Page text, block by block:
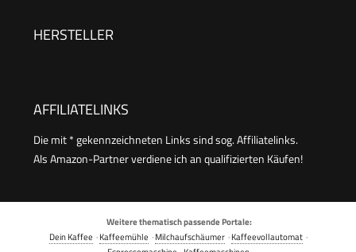
Hergestellt in Portugal
HERSTELLER
AFFILIATELINKS
Die mit * gekennzeichneten Links sind sog. Affiliatelinks.
Als Amazon-Partner verdiene ich an qualifizierten Käufen!
Weitere thematisch passende Portale:
Dein Kaffee ·Kaffeemühle ·Milchaufschäumer·Kaffeevollautomat·